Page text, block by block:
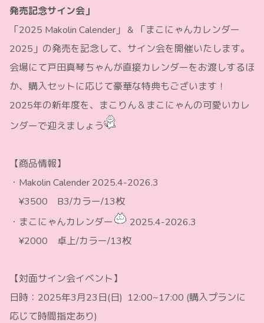
発売記念サイン会」
「2025 Makolin Calender」 & 「まこにゃんカレンダー
2025」の発売を記念して、サイン会を開催いたします。
会場にて戸田真琴ちゃんが直接カレンダーをお渡しするほ
か、購入セットに応じて豪華な特典もございます！
2025年の新年度を、まこりん＆まこにゃんの可愛いカレ
ンダーで迎えましょう
【商品情報】
・Makolin Calender 2025.4-2026.3
¥3500 B3/カラー/13枚
・まこにゃんカレンダー
2025.4-2026.3
¥2000 卓上/カラー/13枚
【対面サイン会イベント】
日時：2025年3月23日(日) 12:00~17:00 (購入プランに
応じて時間指定あり)